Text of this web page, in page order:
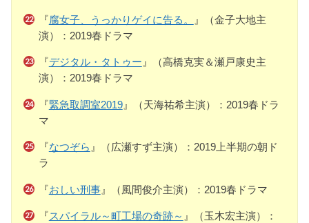
『腐女子、うっかりゲイに告る。
』（金子大地主
演）：2019春ドラマ
『デジタル・タトゥー 』（高橋克実＆瀬戸康史主
演）：2019春ドラマ
『緊急取調室2019』（天海祐希主演）：2019春ドラ
マ
『なつぞら 』（広瀬すず主演）：2019上半期の朝ド
ラ
『おしい刑事』（風間俊介主演）：2019春ドラマ
『スパイラル～町工場の奇跡～ 』（玉木宏主演）：